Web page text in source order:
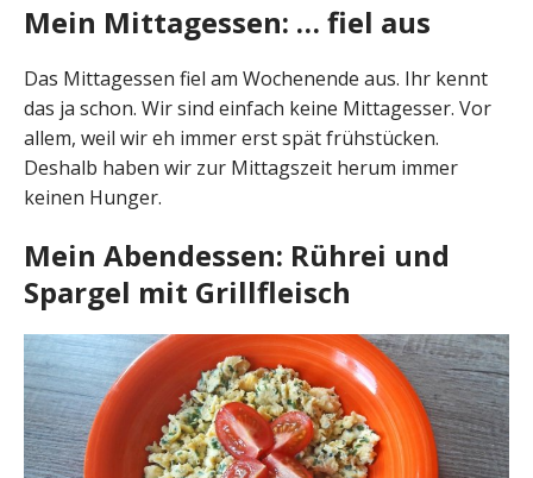
Mein Mittagessen: … fiel aus
Das Mittagessen fiel am Wochenende aus. Ihr kennt
das ja schon. Wir sind einfach keine Mittagesser. Vor
allem, weil wir eh immer erst spät frühstücken.
Deshalb haben wir zur Mittagszeit herum immer
keinen Hunger.
Mein Abendessen: Rührei und
Spargel mit Grillfleisch